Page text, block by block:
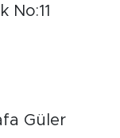
No:11
Güler